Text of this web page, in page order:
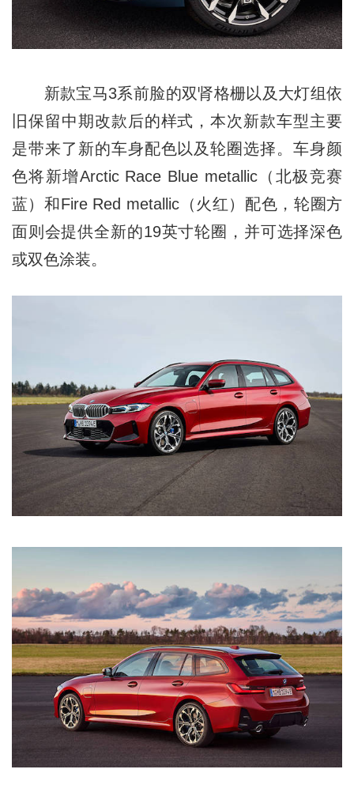
新款宝马3系前脸的双肾格栅以及大灯组依
旧保留中期改款后的样式，本次新款车型主要
是带来了新的车身配色以及轮圈选择。车身颜
色将新增Arctic Race Blue metallic（北极竞赛
蓝）和Fire Red metallic（火红）配色，轮圈方
面则会提供全新的19英寸轮圈，并可选择深色
或双色涂装。